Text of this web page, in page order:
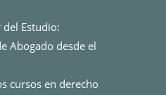
Estudio:
Abogado desde el
cursos en derecho